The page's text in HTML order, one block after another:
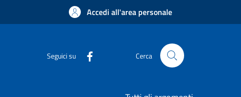
Accedi all'area personale
Seguici su Cerca